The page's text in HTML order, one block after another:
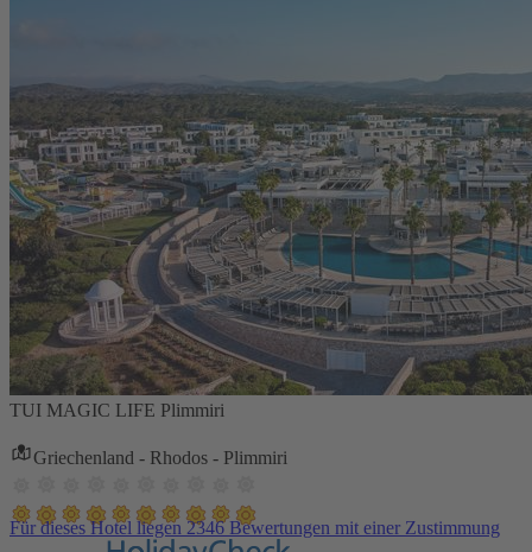
TUI MAGIC LIFE Plimmiri
Griechenland - Rhodos - Plimmiri
Für dieses Hotel liegen 2346 Bewertungen mit einer Zustimmung